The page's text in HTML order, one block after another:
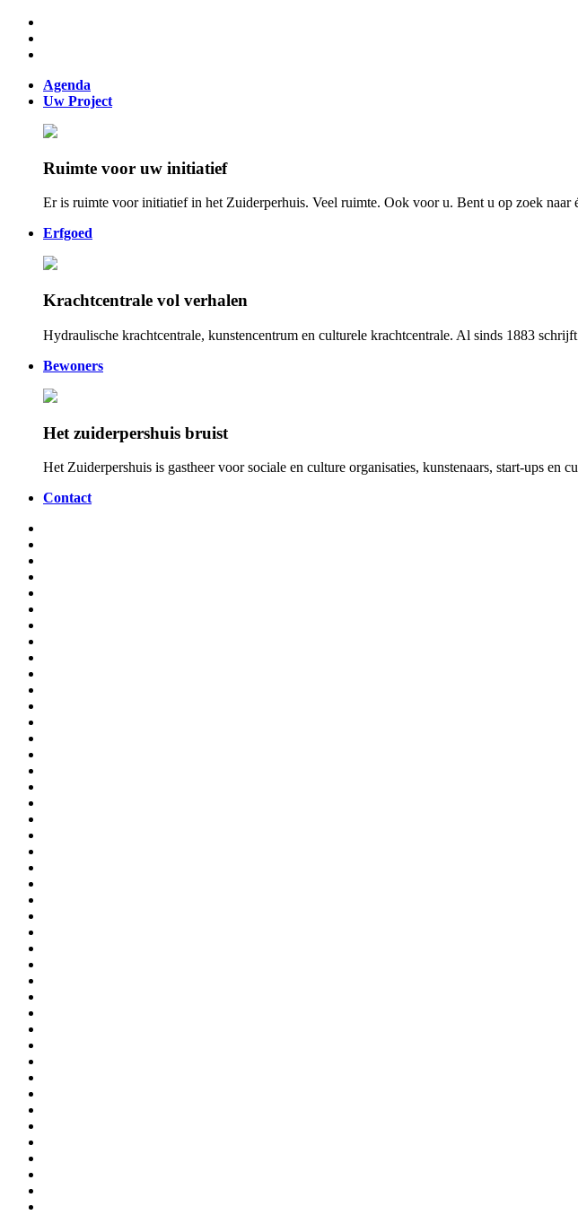
Agenda
Uw Project
Ruimte voor uw initiatief
Er is ruimte voor initiatief in het Zuiderperhuis. Veel ruimte. Ook voor u. Bent u op zoek
Erfgoed
Krachtcentrale vol verhalen
Hydraulische krachtcentrale, kunstencentrum en culturele krachtcentrale. Al sinds 1883
Bewoners
Het zuiderpershuis bruist
Het Zuiderpershuis is gastheer voor sociale en culture organisaties, kunstenaars, start-ups en
Contact